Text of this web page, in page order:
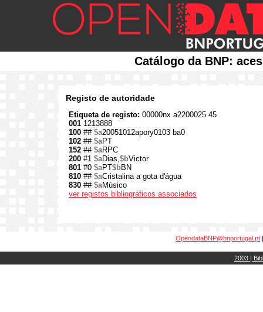
Catálogo da BNP:
Registo de autoridade
Etiqueta de registo: 00000nx a2200025 45
001 1213888
100 ## $a20051012apory0103 ba0
102 ## $aPT
152 ## $aRPC
200 #1 $aDias,$bVictor
801 #0 $aPT$bBN
810 ## $aCristalina a gota d'água
830 ## $aMúsico
ver registos bibliográficos associados
OpendataBNP@bnportugal.pt
2003 |